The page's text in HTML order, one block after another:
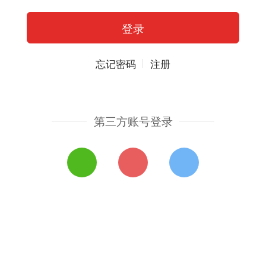
忘记密码 注册
第三方账号登录